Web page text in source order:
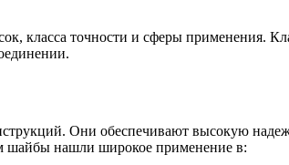
класса точности и сферы применения.
Они обеспечивают высокую
шайбы нашли широкое применение в: